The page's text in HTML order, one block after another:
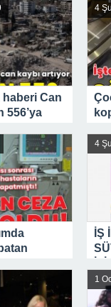
Can
556’ya
4
4
İŞ
1